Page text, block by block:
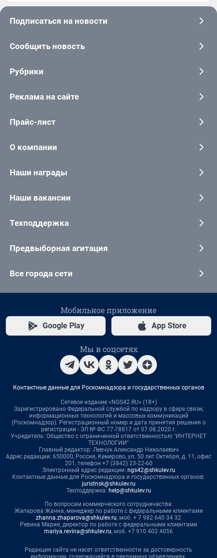
Подписаться на новости
Сообщить новость
Рубрики
Реклама на сайте
Прайс-лист
О компании
Наши награды
Наши вакансии
Техподдержка
Предвыборная агитация
Все города сети
Мобильное приложение
Google Play App Store
Мы в соцсетях
Контактные данные для Роскомнадзора и государственных органов
Сетевое издание «NGS42.RU» (18+)
Зарегистрировано Федеральной службой по надзору в сфере связи,
информационных технологий и массовых коммуникаций
(Роскомнадзор). Регистрационный номер и дата принятия решения о
регистрации - ЭЛ № ФС 77-78817 от 07.08.2020 г.
Учредитель: Общество с ограниченной ответственностью "ИНТЕРНЕТ
ТЕХНОЛОГИИ"
Главный редактор: Левчук Александр Николаевич
Адрес редакции: 650000, Россия, Кемерово, ул. 50 лет Октября, д. 11, офис
201, телефон +7 (3842) 23-22-60
Электронный адрес редакции: ngs42@shkulev.ru
Контактные данные для Роскомнадзора и государственных органов:
juristnsk@shkulev.ru
Техподдержка: help@shkulev.ru
По вопросам коммерческого сотрудничества:
Жапарова Жанна, менеджер по работе с федеральными клиентами
zhanna.zhaparova@shkulev.ru, моб. + 7 982 640 34 32
Ревина Мария, директор по работе с федеральными клиентами
mariya.revina@shkulev.ru, моб. +7 910 402 4056
Редакция сайта не несет ответственности за достоверность